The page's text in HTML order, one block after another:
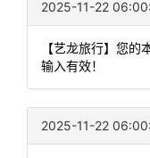
2025-11-22
【艺龙旅行】您
输入有效！
2025-11-22